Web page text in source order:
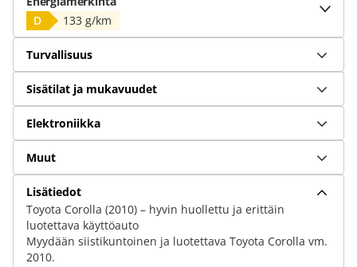
D
133 g/km
Turvallisuus
Sisätilat ja mukavuudet
Elektroniikka
Muut
Lisätiedot
Toyota Corolla (2010) – hyvin huollettu ja erittäin
luotettava käyttöauto
Myydään siistikuntoinen ja luotettava Toyota Corolla vm.
2010.